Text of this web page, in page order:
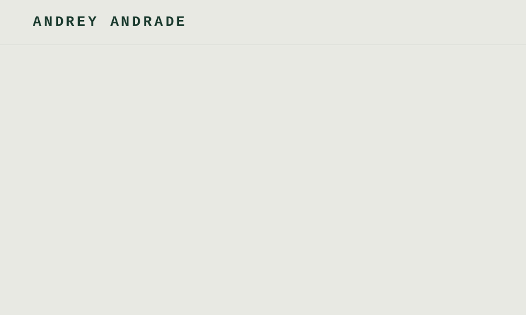
ANDREY ANDRADE